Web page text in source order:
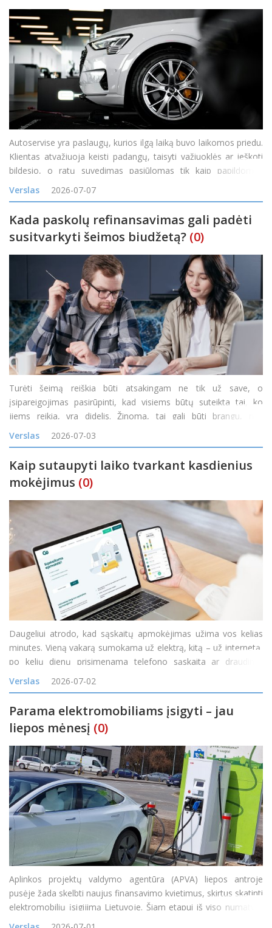
Autoservise yra paslaugų, kurios ilgą laiką buvo laikomos priedu.
Klientas atvažiuoja keisti padangų, taisyti važiuoklės ar ieškoti
bildesio, o ratų suvedimas pasiūlomas tik kaip papildomas
darbas. Tačiau vis daugiau servisų pastebi, kad toks požiūris
palieka pinigus ant stalo. Ratų geometrij
Verslas 2026-07-07
Kada paskolų refinansavimas gali padėti
susitvarkyti šeimos biudžetą? (0)
Turėti šeimą reiškia būti atsakingam ne tik už save, o
įsipareigojimas pasirūpinti, kad visiems būtų suteikta tai, ko
jiems reikia, yra didelis. Žinoma, tai gali būti brangu, nes
kiekvieną mėnesį reikia būtiniausių prekių, daiktų ir paslaugų,
padedančių kiekvienam šeimos nariui.
Verslas 2026-07-03
Kaip sutaupyti laiko tvarkant kasdienius
mokėjimus (0)
Daugeliui atrodo, kad sąskaitų apmokėjimas užima vos kelias
minutes. Vieną vakarą sumokama už elektrą, kitą – už internetą,
po kelių dienų prisimenama telefono sąskaita ar draudimo
įmoka. Atskirai kiekvienas mokėjimas tikrai nėra ilgas, tačiau per
mėnesį tokie trumpi darbai susideda į nemažai
Verslas 2026-07-02
Parama elektromobiliams įsigyti – jau
liepos mėnesį (0)
Aplinkos projektų valdymo agentūra (APVA) liepos antroje
pusėje žada skelbti naujus finansavimo kvietimus, skirtus skatinti
elektromobilių įsigijimą Lietuvoje. Šiam etapui iš viso numatyta
20 mln. eurų, iš kurių 12 mln. eurų bus skiriama gyventojų